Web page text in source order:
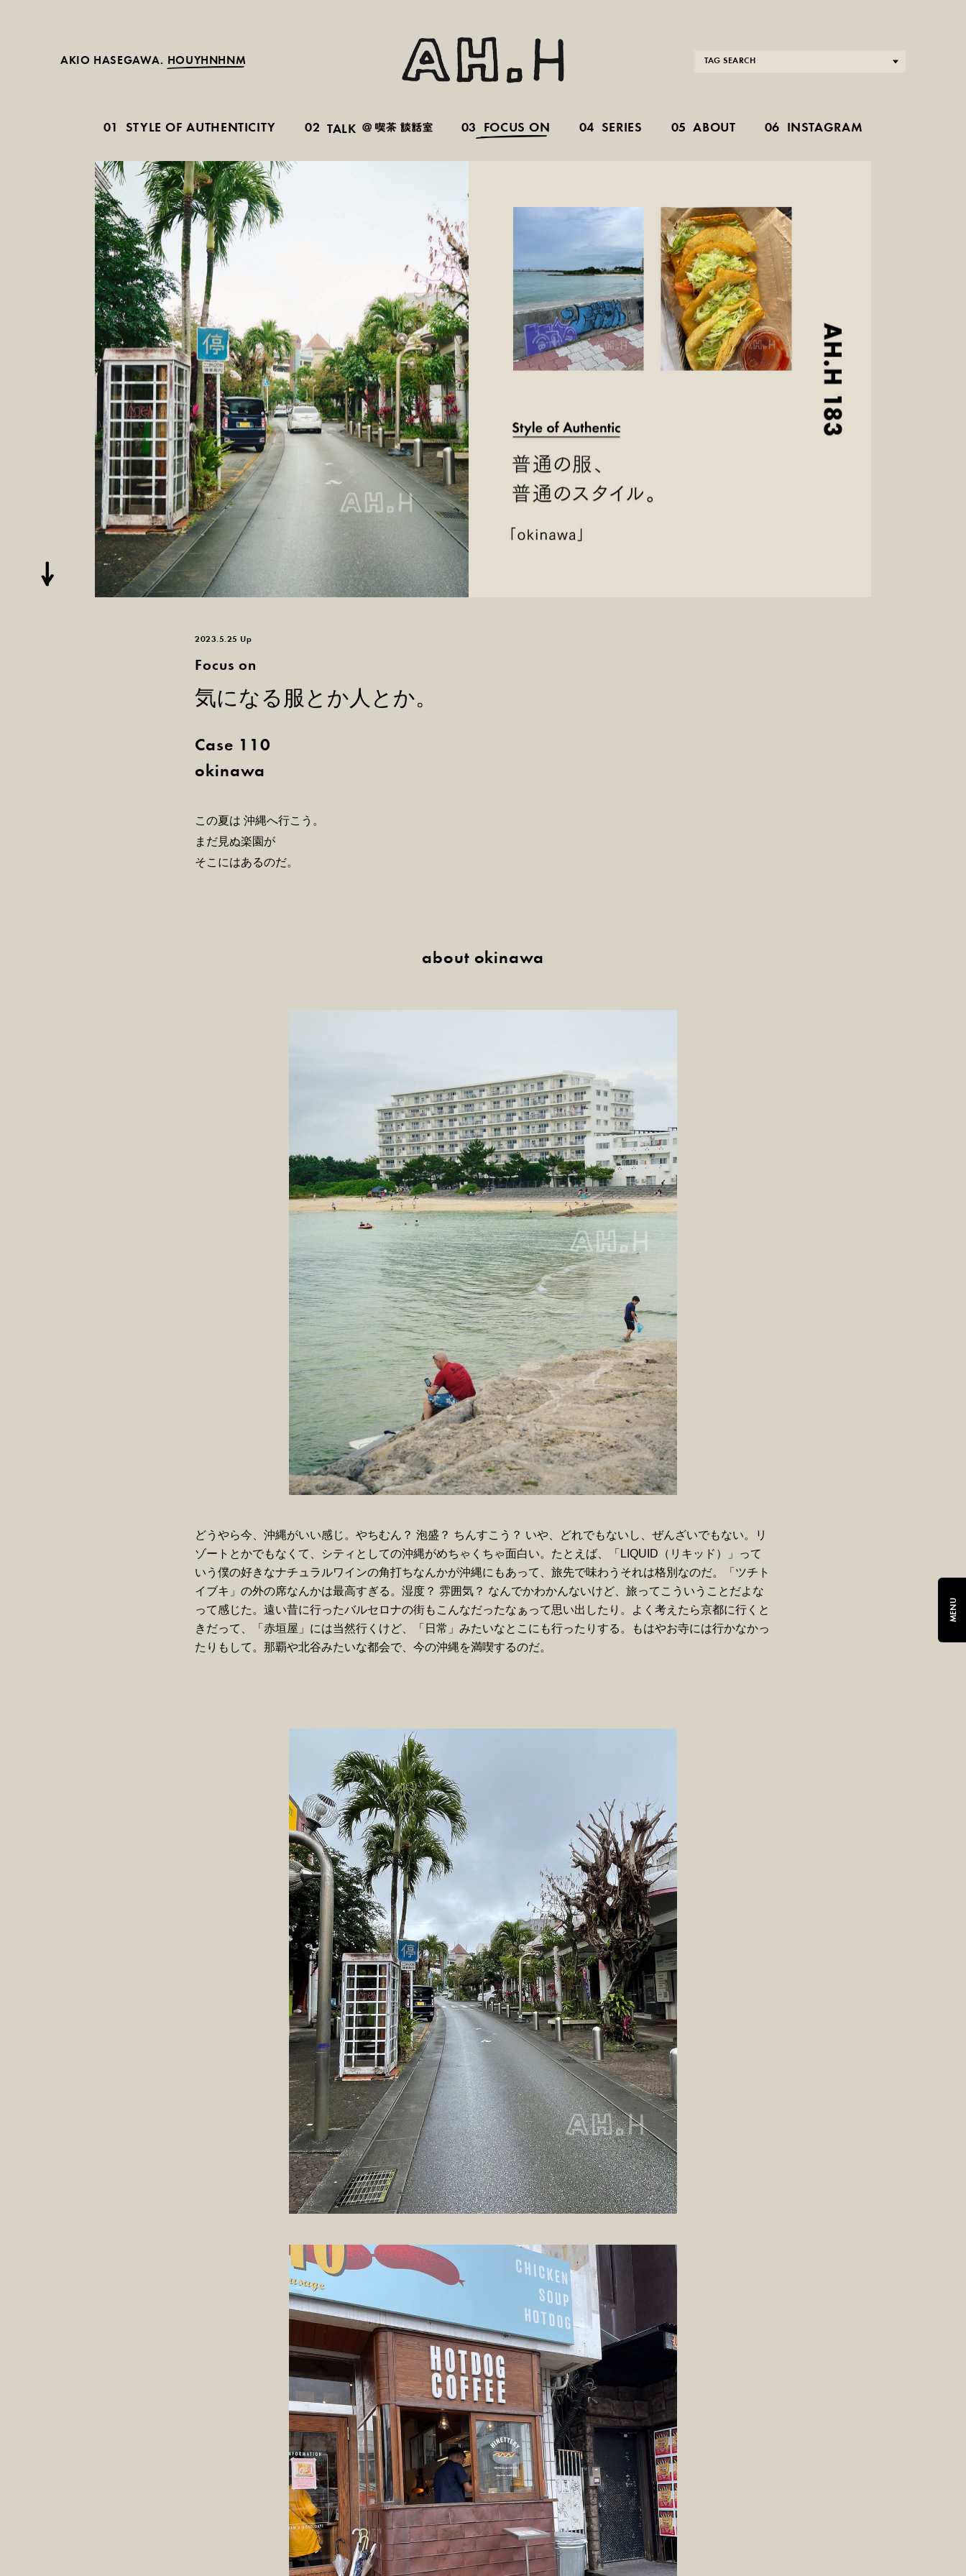
AKIO HASEGAWA. HOUYHNHNM
2023.5.25 Up
Focus on
気になる服とか人とか。
Case 110
okinawa
この夏は 沖縄へ行こう。
まだ見ぬ楽園が
そこにはあるのだ。
about okinawa
どうやら今、沖縄がいい感じ。やちむん？ 泡盛？ ちんすこう？ いや、どれでもないし、ぜんざいでもない。リ
ゾートとかでもなくて、シティとしての沖縄がめちゃくちゃ面白い。たとえば、「LIQUID（リキッド）」って
いう僕の好きなナチュラルワインの角打ちなんかが沖縄にもあって、旅先で味わうそれは格別なのだ。「ツチト
イブキ」の外の席なんかは最高すぎる。湿度？ 雰囲気？ なんでかわかんないけど、旅ってこういうことだよな
って感じた。遠い昔に行ったバルセロナの街もこんなだったなぁって思い出したり。よく考えたら京都に行くと
きだって、「赤垣屋」には当然行くけど、「日常」みたいなとこにも行ったりする。もはやお寺には行かなかっ
たりもして。那覇や北谷みたいな都会で、今の沖縄を満喫するのだ。
01 STYLE OF AUTHENTICITY 02 TALK 03 FOCUS ON 04 SERIES 05 ABOUT 06 INSTAGRAM
TAG SEARCH
MENU